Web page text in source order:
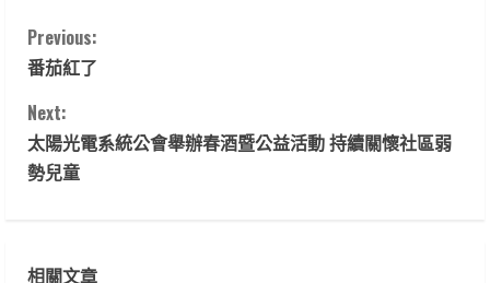
C
o
n
t
Previous:
番茄紅了
Next:
太陽光電系統公會舉辦春酒暨公益活動 持續關懷社區弱
勢兒童
相關文章